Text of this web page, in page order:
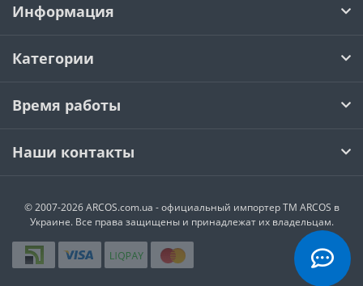
Информация
Категории
Время работы
Наши контакты
© 2007-2026 ARCOS.com.ua - официальный импортер ТМ ARCOS в
Украине. Все права защищены и принадлежат их владельцам.